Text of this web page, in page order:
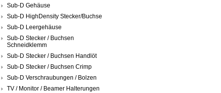
Sub-D Gehäuse
Sub-D HighDensity Stecker/Buchse
Sub-D Leergehäuse
Sub-D Stecker / Buchsen
Schneidklemm
Sub-D Stecker / Buchsen Handlöt
Sub-D Stecker / Buchsen Crimp
Sub-D Verschraubungen / Bolzen
TV / Monitor / Beamer Halterungen